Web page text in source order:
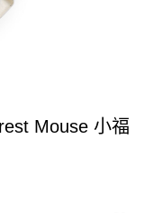
Mouse 小福